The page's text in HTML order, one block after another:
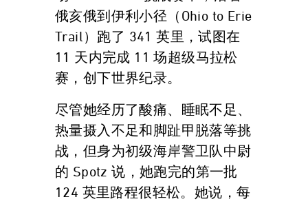
俄亥俄到伊利小径（Ohio to Erie
Trail）跑了 341 英里，试图在
11 天内完成 11 场超级马拉松
赛，创下世界纪录。
尽管她经历了酸痛、睡眠不足、
热量摄入不足和脚趾甲脱落等挑
战，但身为初级海岸警卫队中尉
的 Spotz 说，她跑完的第一批
124 英里路程很轻松。她说，每